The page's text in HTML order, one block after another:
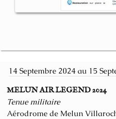
14 Septembre 2024 au 15
MELUN AIR LEGEND 2024
Tenue militaire
Aérodrome de Melun